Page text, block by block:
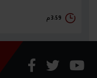
3:59 م